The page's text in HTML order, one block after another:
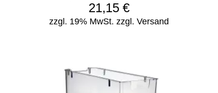
zzgl. 19% MwSt. zzgl. Versand
21,15 €